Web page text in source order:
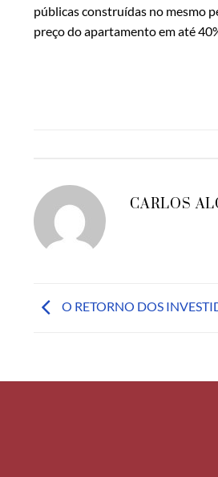
públicas construídas no mesmo
preço do apartamento em até
CARLOS
O RETORNO DOS